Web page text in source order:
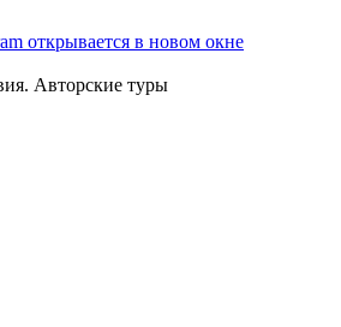
открывается в новом окне
Авторские туры